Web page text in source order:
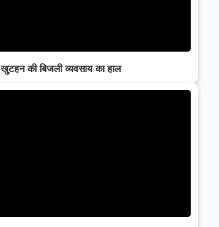
खुटहन की बिजली व्यवसाय का हाल